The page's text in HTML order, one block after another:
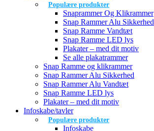
Populære produkter
Snaprammer Og Klikrammer
Snap Rammer Alu Sikkerhed
Snap Ramme Vandtæt
Snap Ramme LED lys
Plakater – med dit motiv
Se alle plakatrammer
Snap Ramme og klikrammer
Snap Rammer Alu Sikkerhed
Snap Rammer Alu Vandtæt
Snap Ramme LED lys
Plakater – med dit motiv
Infoskabe/tavler
Populære produkter
Infoskabe